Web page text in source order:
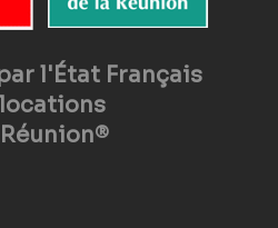
l'État Français